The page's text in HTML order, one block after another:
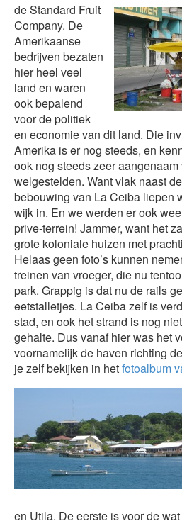
de Standard Fruit
Company. De
Amerikaanse
bedrijven bezaten
hier heel veel
land en waren
ook bepalend
voor de politiek
en economie van dit land. Die
Amerika is er nog steeds, en
ook nog steeds zeer
welgestelden. Want vlak naast
bebouwing van La Ceiba liepen
wijk in. En we werden er ook
prive-terrein! Jammer, want het
grote koloniale huizen met
Helaas geen foto’s kunnen
treinen van vroeger, die nu
park. Grappig is dat nu de rails
eetstalletjes. La Ceiba zelf is
stad, en ook het strand is nog
gehalte. Dus vanaf hier was het
voornamelijk de haven richting
je zelf bekijken in hetfotoalbum
en Utila. De eerste is voor de